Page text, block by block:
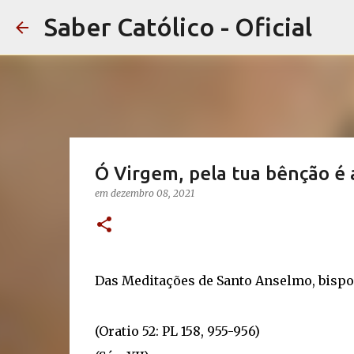
Saber Católico - Oficial
Ó Virgem, pela tua bênção
em dezembro 08, 2021
Das Meditações de Santo Anselmo, bispo
(Oratio 52: PL 158, 955-956)